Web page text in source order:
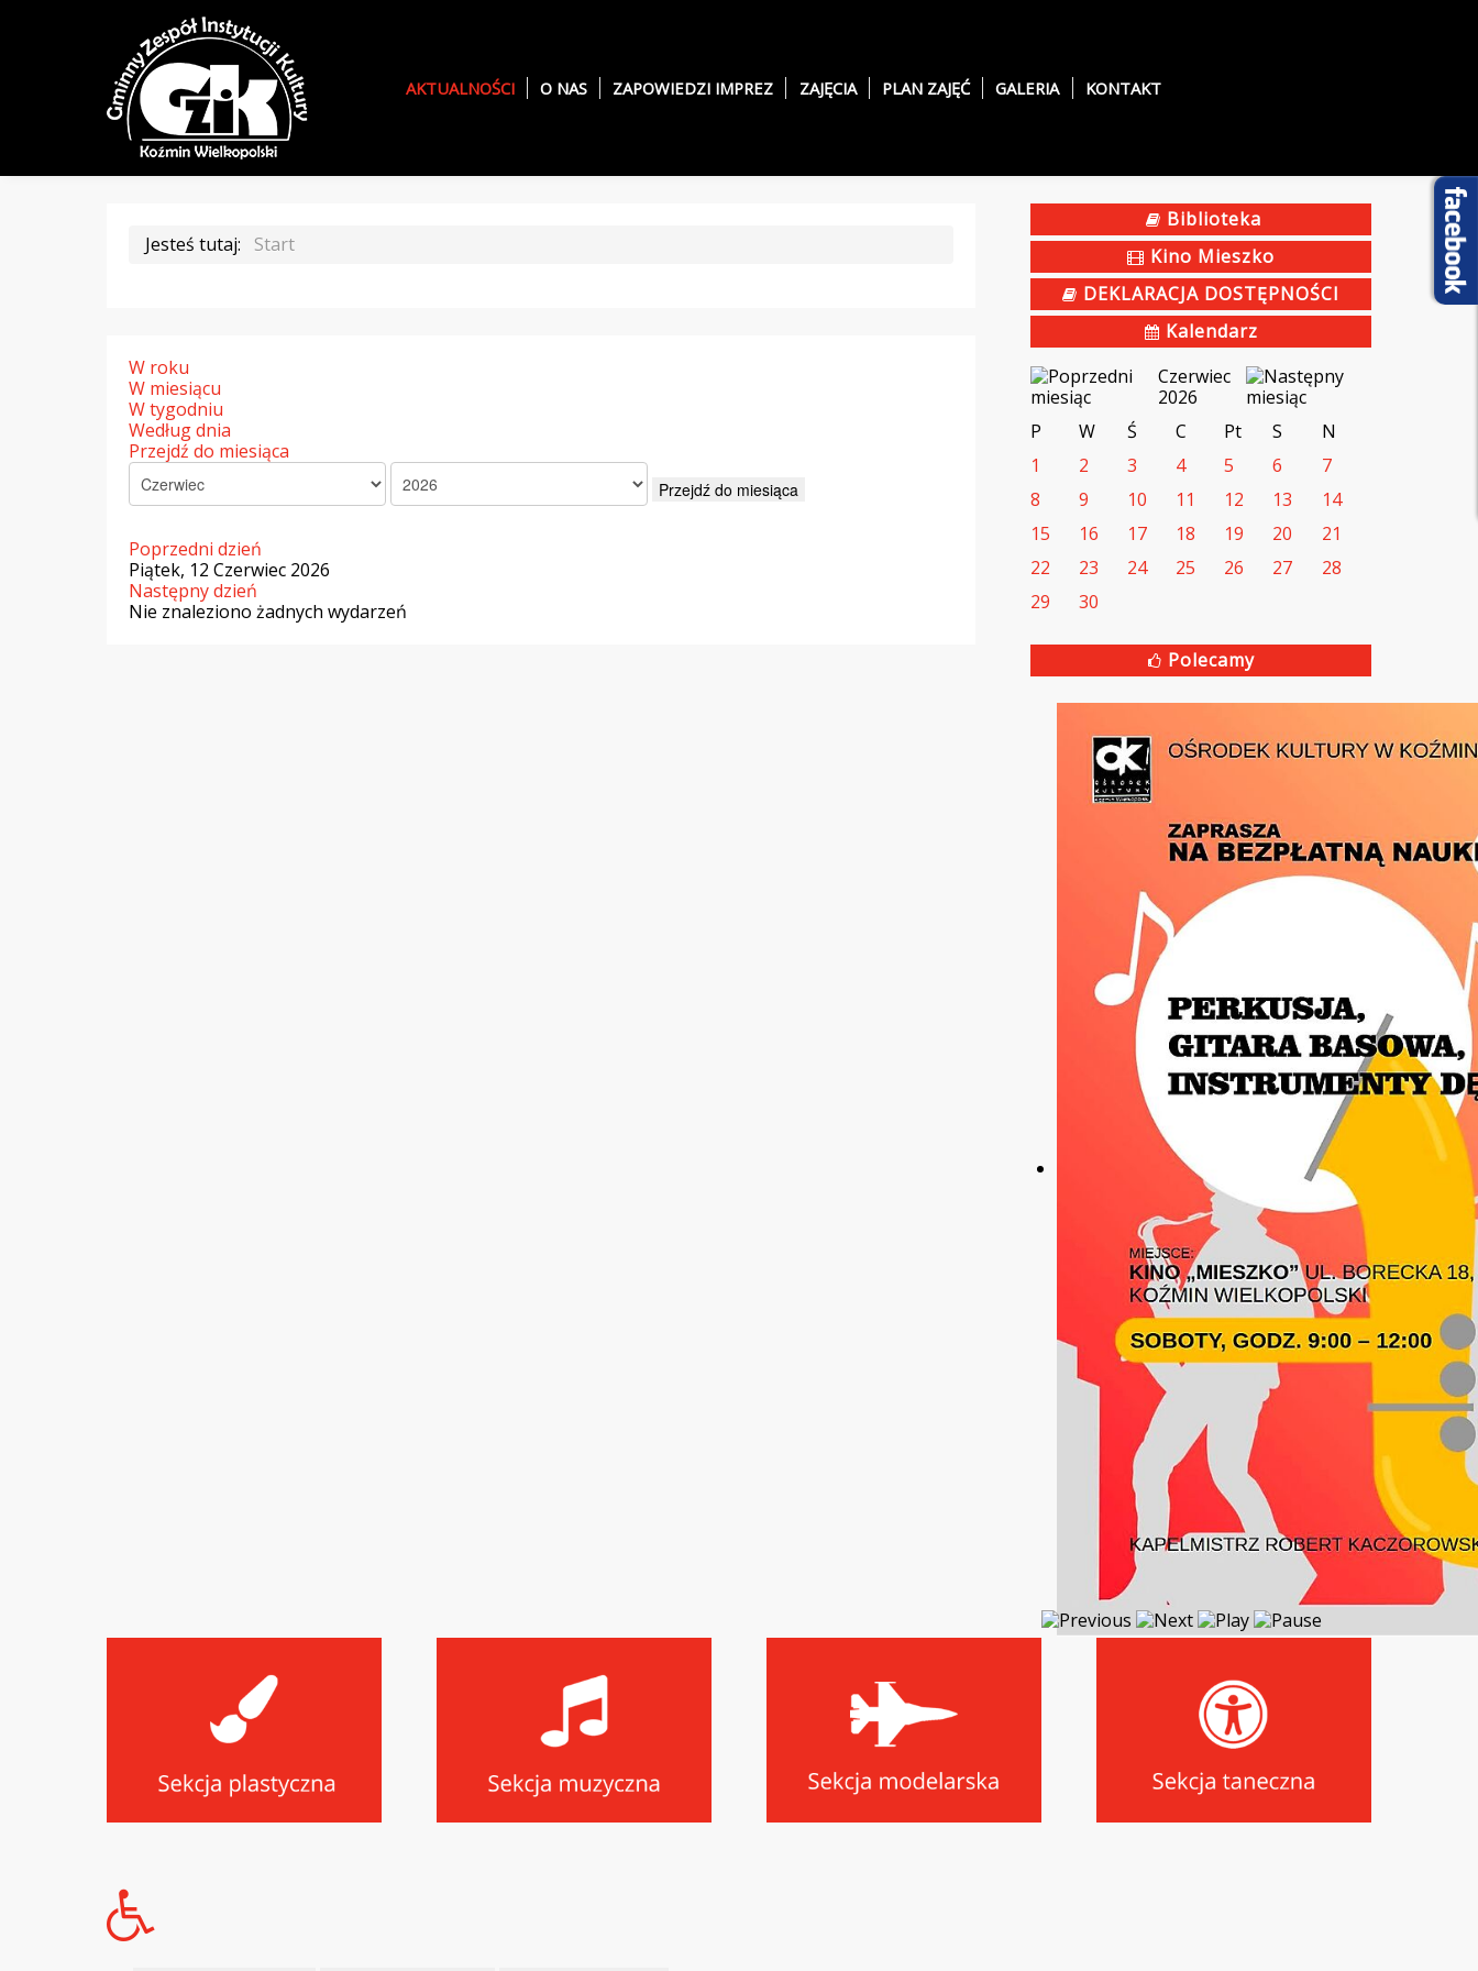
AKTUALNOŚCI O NAS ZAPOWIEDZI IMPREZ ZAJĘCIA PLAN ZAJĘĆ GALERIA KONTAKT
Jesteś tutaj: Start
W roku
W miesiącu
W tygodniu
Według dnia
Przejdź do miesiąca
Przejdź do miesiąca
Poprzedni dzień
Piątek, 12 Czerwiec 2026
Następny dzień
Nie znaleziono żadnych wydarzeń
Biblioteka
Kino Mieszko
DEKLARACJA DOSTĘPNOŚCI
Kalendarz
Czerwiec
2026
P
W Ś C Pt S
N
1
2 3 4 5 6
7
8
9 10 11 12 13
14
15
16 17 18 19 20
21
22
23 24 25 26 27
28
29
30
Polecamy